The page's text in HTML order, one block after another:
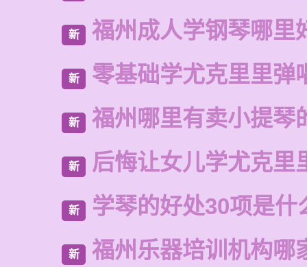
新 福州成人学钢琴哪里
新 零基础学尤克里里弹
新 福州哪里有卖小提琴
新 后悔让女儿学尤克里
新 学琴的好处30项是什
新 福州乐器培训机构哪